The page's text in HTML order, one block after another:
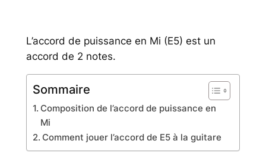
L’accord de puissance en Mi (E5) est un
accord de 2 notes.
Sommaire
Composition de l’accord de puissance en
Mi
Comment jouer l’accord de E5 à la guitare